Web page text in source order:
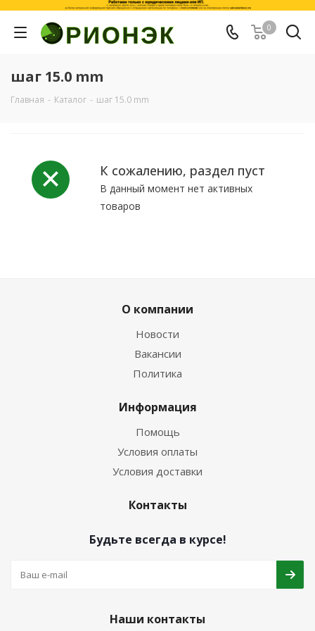
0
шаг 15.0 mm
Главная - Каталог - шаг 15.0 mm
К сожалению, раздел пуст
В данный момент нет активных
товаров
О компании
Новости
Вакансии
Политика
Информация
Помощь
Условия оплаты
Условия доставки
Контакты
Будьте всегда в курсе!
Наши контакты